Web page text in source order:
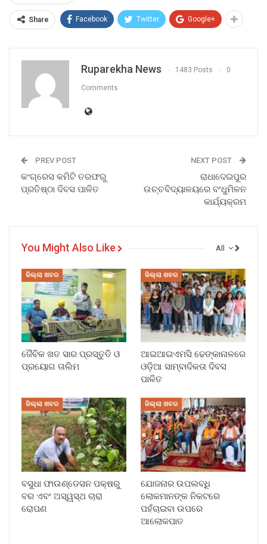
Share Facebook Twitter Google+
Ruparekha News 1483 Posts 0
Comments
PREV POST
କଂଗ୍ରେସ କମିଟି ତରଫରୁ
ପ୍ରତିଷ୍ଠା ଦିବସ ପାଳିତ
NEXT POST
ରାଧାଦେଇପୁର
ଉଚ୍ଚବିଦ୍ୟାଳୟରେ ବଂଧୁମିଳନ
କାର୍ଯ୍ୟକ୍ରମ
All
You Might Also Like
ଜିଲ୍ଲା ଖବର
ଜୈବିକ ଖତ ସାର ପ୍ରସ୍ତୁତି ଓ
ପ୍ରୟୋଗ ତାଲିମ
ଜିଲ୍ଲା ଖବର
ଆଇଆଇଏମସି ଢେଙ୍କାନାଳରେ
ଓଡ଼ିଆ ସାମ୍ବାଦିକତା ଦିବସ
ପାଳିତ
ଜିଲ୍ଲା ଖବର
ବସୁଧା ଫାଉଣ୍ଡେସନ ପକ୍ଷରୁ
ବର ଏବଂ ଅସ୍ୱସ୍ଥ ଚାରା
ରୋପଣ
ଜିଲ୍ଲା ଖବର
ଯୋଜନାର ଉପଲବ୍ଧି
ଲୋକମାନଙ୍କ ନିକଟରେ
ପହଁଚାଇବା ଉପରେ
ଆଲୋକପାତ